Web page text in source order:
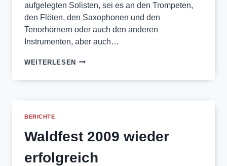
aufgelegten Solisten, sei es an den Trompeten,
den Flöten, den Saxophonen und den
Tenorhörnern oder auch den anderen
Instrumenten, aber auch…
WEITERLESEN FESTSAISON
BEENDET
BERICHTE
Waldfest 2009 wieder
erfolgreich